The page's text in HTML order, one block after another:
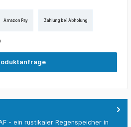
Amazon Pay Zahlung bei Abholung
- ein rustikaler Regenspeicher in